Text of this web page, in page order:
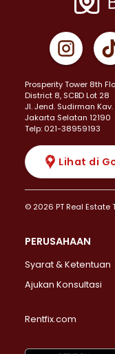
Prosperity Tower 8th
District 8, SCBD Lot 28
JI. Jend. Sudirman
Jakarta Selatan 12190
Telp: 021-38959193
Lihat di
© 2026 PT Real Estate
PERUSAHAAN
Syarat & Ketentuan
Ajukan Konsultasi
Rentfix.com